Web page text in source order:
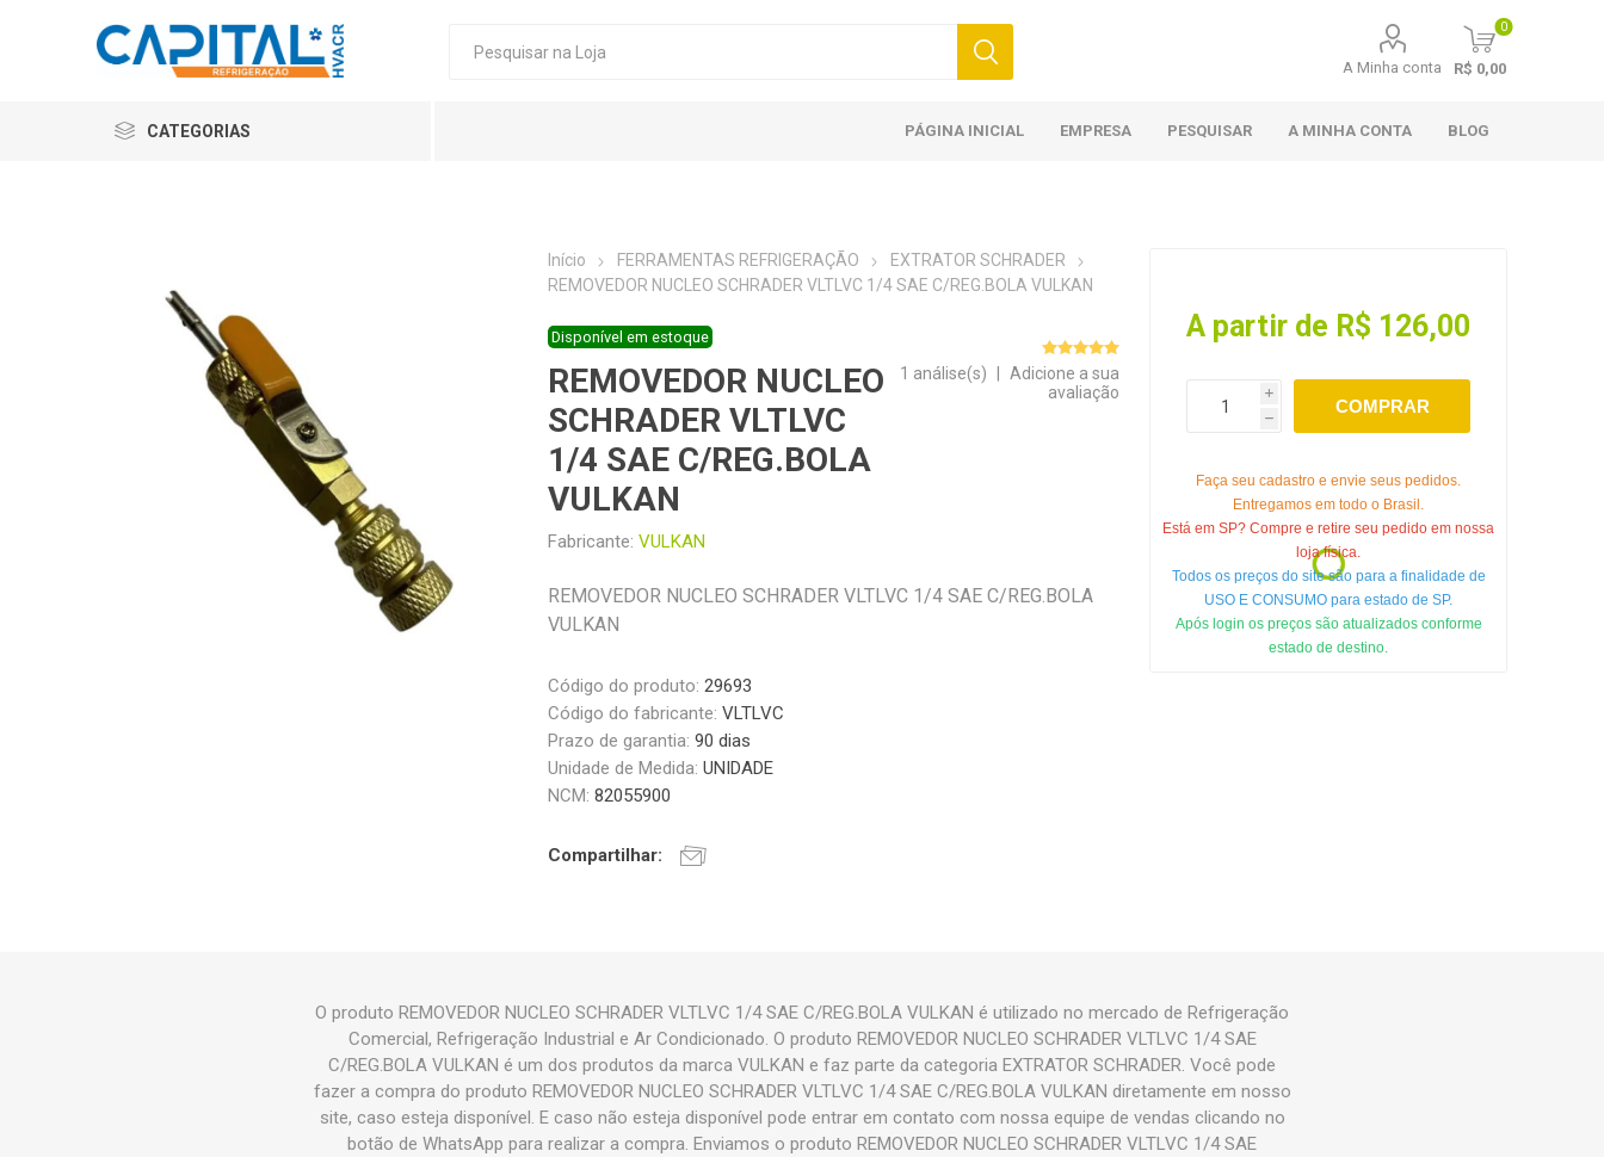
A Minha conta
0
R$ 0,00
CATEGORIAS PÁGINA INICIAL EMPRESA PESQUISAR A MINHA CONTA BLOG
Início FERRAMENTAS REFRIGERAÇÃO
EXTRATOR SCHRADER
REMOVEDOR NUCLEO SCHRADER VLTLVC 1/4 SAE C/REG.BOLA VULKAN
Disponível em estoque
REMOVEDOR NUCLEO
SCHRADER VLTLVC
1/4 SAE C/REG.BOLA
VULKAN
Fabricante: VULKAN
1 análise(s)
Adicione a sua
avaliação
REMOVEDOR NUCLEO SCHRADER VLTLVC 1/4 SAE C/REG.BOLA
VULKAN
Código do produto: 29693
Código do fabricante: VLTLVC
Prazo de garantia:90 dias
Unidade de Medida:UNIDADE
NCM:82055900
Compartilhar:
A partir de R$ 126,00
i
h
COMPRAR
Faça seu cadastro e envie seus pedidos.
Entregamos em todo o Brasil.
Está em SP? Compre e retire seu pedido em nossa
loja física.
Todos os preços do site são para a finalidade de
USO E CONSUMO para estado de SP.
Após login os preços são atualizados conforme
estado de destino.
O produto REMOVEDOR NUCLEO SCHRADER VLTLVC 1/4 SAE C/REG.BOLA VULKAN é utilizado no mercado de Refrigeração
Comercial, Refrigeração Industrial e Ar Condicionado. O produto REMOVEDOR NUCLEO SCHRADER VLTLVC 1/4 SAE
C/REG.BOLA VULKAN é um dos produtos da marca VULKAN e faz parte da categoria EXTRATOR SCHRADER. Você pode
fazer a compra do produto REMOVEDOR NUCLEO SCHRADER VLTLVC 1/4 SAE C/REG.BOLA VULKAN diretamente em nosso
site, caso esteja disponível. E caso não esteja disponível pode entrar em contato com nossa equipe de vendas clicando no
botão de WhatsApp para realizar a compra. Enviamos o produto REMOVEDOR NUCLEO SCHRADER VLTLVC 1/4 SAE